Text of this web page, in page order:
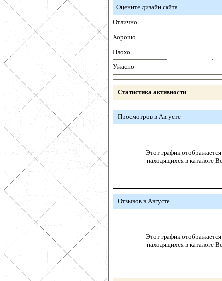
Оцените дизайн сайта
Отлично
Хорошо
Плохо
Ужасно
Статистика активности
Просмотров в Августе
Этот график отображается
находящихся в каталоге
Отзывов в Августе
Этот график отображается
находящихся в каталоге